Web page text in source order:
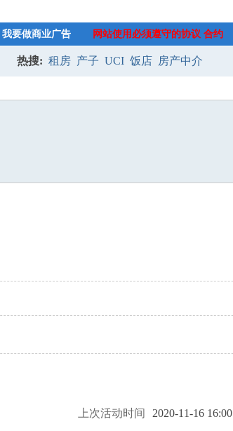
我要做商业广告 网站使用必须遵守的协议 合约
热搜: 租房 产子 UCI 饭店 房产中介
上次活动时间 2020-11-16 16:00